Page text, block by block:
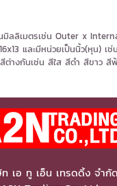
มิลลิเมตรเช่น Outer x
และมีหน่วยเป็นนิ้ว(หุน) เ
ต่างกันเช่น สีใส สีดำ สีขาว สี
เอ ทู เอ็น เทรดดิ้ง จำกัด